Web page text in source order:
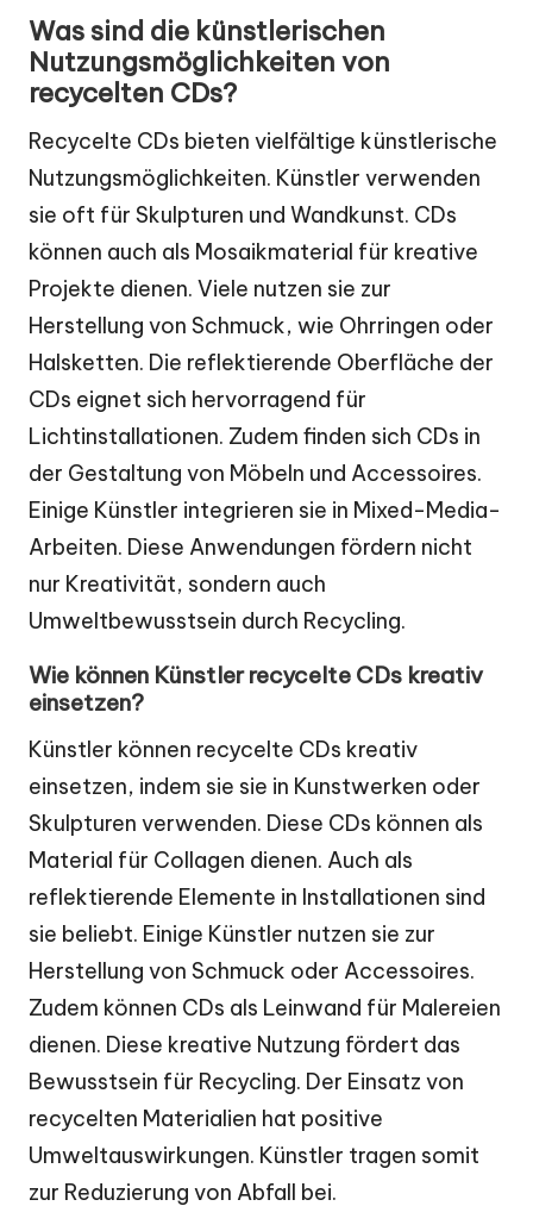
Was sind die künstlerischen
Nutzungsmöglichkeiten von
recycelten CDs?
Recycelte CDs bieten vielfältige künstlerische
Nutzungsmöglichkeiten. Künstler verwenden
sie oft für Skulpturen und Wandkunst. CDs
können auch als Mosaikmaterial für kreative
Projekte dienen. Viele nutzen sie zur
Herstellung von Schmuck, wie Ohrringen oder
Halsketten. Die reflektierende Oberfläche der
CDs eignet sich hervorragend für
Lichtinstallationen. Zudem finden sich CDs in
der Gestaltung von Möbeln und Accessoires.
Einige Künstler integrieren sie in Mixed-Media-
Arbeiten. Diese Anwendungen fördern nicht
nur Kreativität, sondern auch
Umweltbewusstsein durch Recycling.
Wie können Künstler recycelte CDs kreativ
einsetzen?
Künstler können recycelte CDs kreativ
einsetzen, indem sie sie in Kunstwerken oder
Skulpturen verwenden. Diese CDs können als
Material für Collagen dienen. Auch als
reflektierende Elemente in Installationen sind
sie beliebt. Einige Künstler nutzen sie zur
Herstellung von Schmuck oder Accessoires.
Zudem können CDs als Leinwand für Malereien
dienen. Diese kreative Nutzung fördert das
Bewusstsein für Recycling. Der Einsatz von
recycelten Materialien hat positive
Umweltauswirkungen. Künstler tragen somit
zur Reduzierung von Abfall bei.